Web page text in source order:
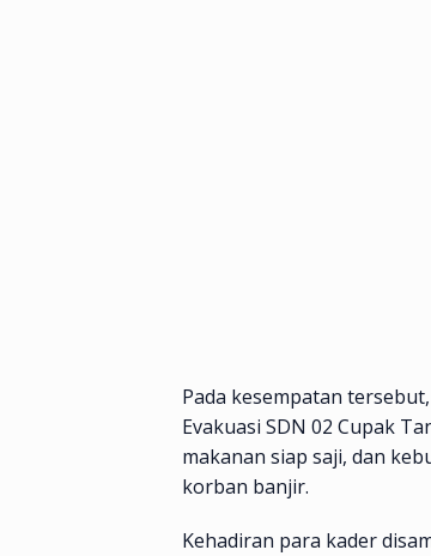
Pada kesempatan
Evakuasi SDN 02 Cupak
makanan siap saji, dan
korban banjir.
Kehadiran para kader